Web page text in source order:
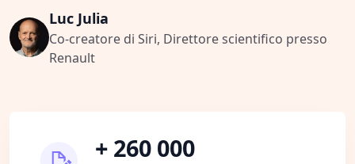
Luc Julia
Co-creatore di Siri, Direttore scientifico presso
Renault
+ 260 000